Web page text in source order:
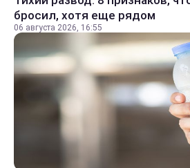
бросил, хотя еще рядом
06 августа 2026, 16:55